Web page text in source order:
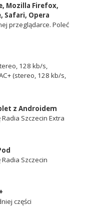
Mozilla Firefox,
Safari, Opera
przeglądarce. Poleć
128 kb/s,
(stereo, 128 kb/s,
z Androidem
Szczecin Extra
Szczecin
części